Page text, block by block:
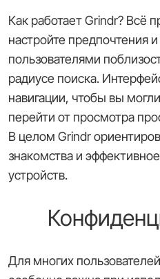
Как работает Grindr? Всё
настройте предпочтения
пользователями
радиусе поиска.
навигации, чтобы вы
перейти от просмотра
В целом Grindr
знакомства и
устройств.
Для многих